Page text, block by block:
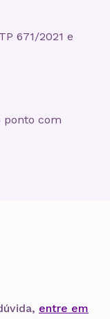
671/2021 e
ponto com
entre em